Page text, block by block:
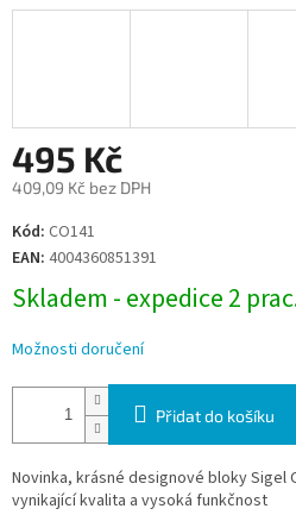
495 Kč
409,09 Kč bez DPH
Měrná
cena:
Kód: CO141
EAN: 4004360851391
Skladem - expedice 2
Možnosti doručení
Přidat do košíku
Novinka, krásné designové blokySigel
vynikající kvalita a vysoká funkčnost